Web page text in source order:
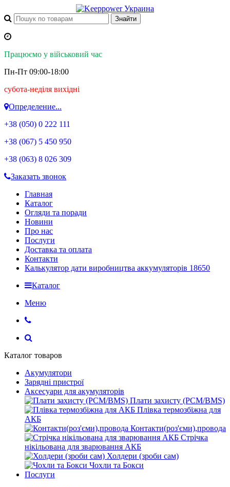
Працюємо у військовий час
Пн-Пт 09:00-18:00
субота-неділя вихідні
Определение...
+38 (050) 0 222 111
+38 (067) 5 450 950
+38 (063) 8 026 309
Заказать звонок
Главная
Каталог
Огляди та поради
Новини
Про нас
Послуги
Доставка та оплата
Контакти
Калькулятор дати виробництва аккумуляторів 18650
Каталог
Меню
Каталог товаров
Акумулятори
Зарядні пристрої
Аксесуари для акумуляторів
Плати захисту (PCM/BMS)
Плівка термозбіжна для
АКБ
Контакти(роз'єми),провода
Стрічка
нікільована для зварювання АКБ
Холдери (зроби сам)
Чохли та Бокси
Послуги